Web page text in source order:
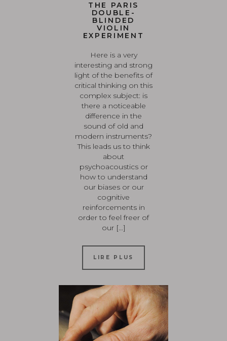
THE PARIS
DOUBLE-
BLINDED
VIOLIN
EXPERIMENT
Here is a very
interesting and strong
light of the benefits of
critical thinking on this
complex subject: is
there a noticeable
difference in the
sound of old and
modern instruments?
This leads us to think
about
psychoacoustics or
how to understand
our biases or our
cognitive
reinforcements in
order to feel freer of
our […]
LIRE PLUS